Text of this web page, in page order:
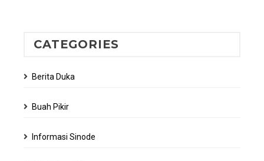
CATEGORIES
Berita Duka
Buah Pikir
Informasi Sinode